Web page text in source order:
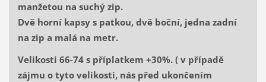
manžetou na suchý zip.
Dvě horní kapsy s patkou, dvě boční, jedna zadní
na zip a malá na metr.
Velikosti 66-74 s příplatkem +30%. ( v případě
zájmu o tyto velikosti, nás před ukončením